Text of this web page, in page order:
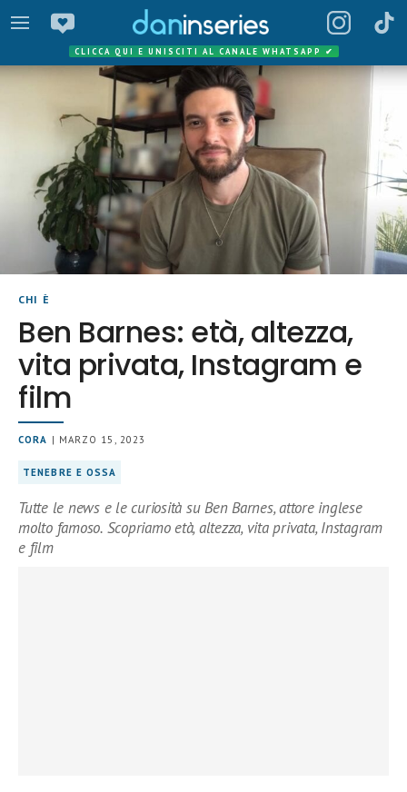
CLICCA QUI E UNISCITI AL CANALE WHATSAPP ✔
CHI È
Ben Barnes: età, altezza,
vita privata, Instagram e
film
CORA | MARZO 15, 2023
TENEBRE E OSSA
Tutte le news e le curiosità su Ben Barnes, attore inglese
molto famoso. Scopriamo età, altezza, vita privata, Instagram
e film